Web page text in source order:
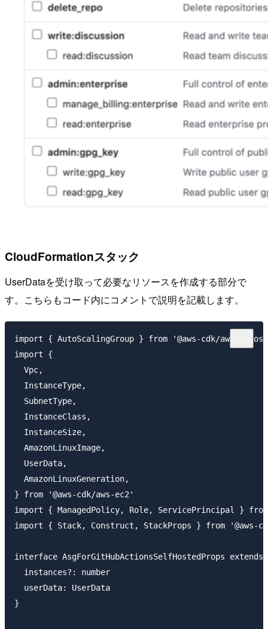
CloudFormationスタック
UserDataを受け取って必要なリソースを作成する部分で
す。こちらもコード内にコメントで説明を記載します。
import { AutoScalingGroup } from '@aws-cdk/aws-
import {
  Vpc,
  InstanceType,
  SubnetType,
  InstanceClass,
  InstanceSize,
  AmazonLinuxImage,
  UserData,
  AmazonLinuxGeneration,
} from '@aws-cdk/aws-ec2'
import { ManagedPolicy, Role, ServicePrincipal } from
import { Stack, Construct, StackProps } from '@aws-
interface AsgForGitHubActionsSelfHostedProps
  instances?: number
  userData: UserData
}